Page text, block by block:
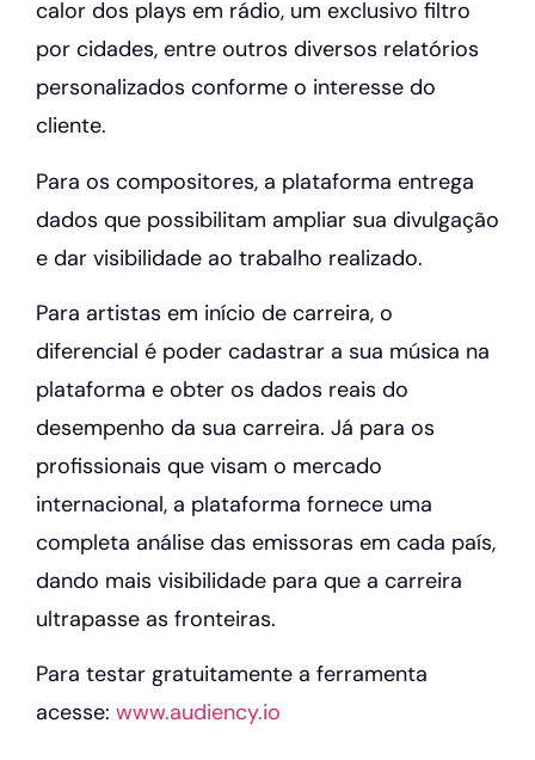
calor dos plays em rádio, um exclusivo filtro
por cidades, entre outros diversos relatórios
personalizados conforme o interesse do
cliente.
Para os compositores, a plataforma entrega
dados que possibilitam ampliar sua divulgação
e dar visibilidade ao trabalho realizado.
Para artistas em início de carreira, o
diferencial é poder cadastrar a sua música na
plataforma e obter os dados reais do
desempenho da sua carreira. Já para os
profissionais que visam o mercado
internacional, a plataforma fornece uma
completa análise das emissoras em cada país,
dando mais visibilidade para que a carreira
ultrapasse as fronteiras.
Para testar gratuitamente a ferramenta
acesse: www.audiency.io